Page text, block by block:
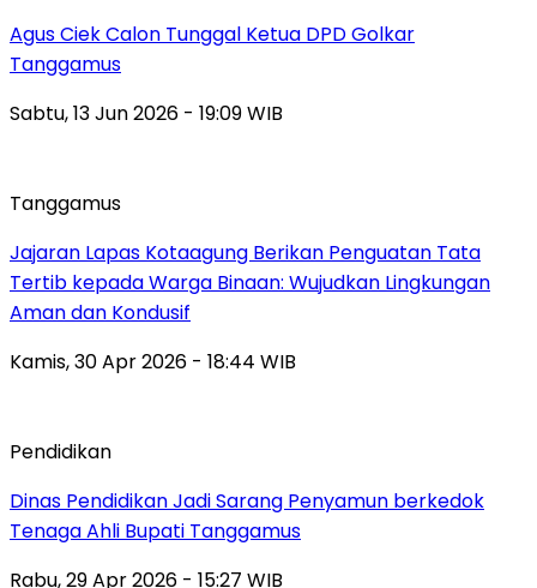
Agus Ciek Calon Tunggal Ketua DPD Golkar
Tanggamus
Sabtu, 13 Jun 2026 - 19:09 WIB
Tanggamus
Jajaran Lapas Kotaagung Berikan Penguatan Tata
Tertib kepada Warga Binaan: Wujudkan Lingkungan
Aman dan Kondusif
Kamis, 30 Apr 2026 - 18:44 WIB
Pendidikan
Dinas Pendidikan Jadi Sarang Penyamun berkedok
Tenaga Ahli Bupati Tanggamus
Rabu, 29 Apr 2026 - 15:27 WIB